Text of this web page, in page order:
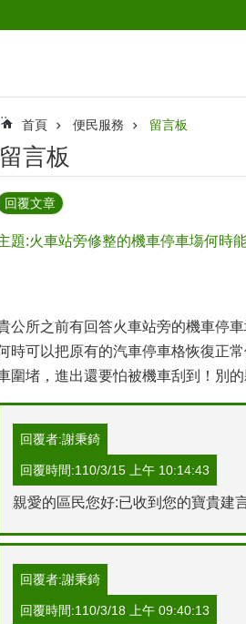
首頁 便民服務 留言板
留言板
回覆文章
題:火車站旁修整的機車停車塲何時
公所之前有回答火車站旁的機車停
時可以把原有的汽車停車格恢復正
圍堵，進出還要怕被機車刮到！別
回覆者:謝秉錡
回覆時間:110/3/15 上午 10:14:43
親愛的區民您好:已收到您的寶貴建
回覆者:謝秉錡
回覆時間:110/3/18 上午 09:40:13